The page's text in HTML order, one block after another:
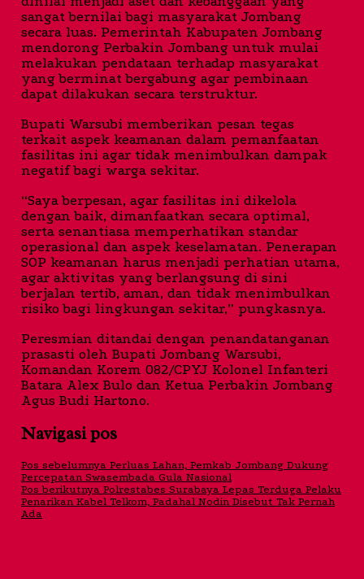
sangat bernilai bagi masyarakat Jombang
secara luas. Pemerintah Kabupaten Jombang
mendorong Perbakin Jombang untuk mulai
melakukan pendataan terhadap masyarakat
yang berminat bergabung agar pembinaan
dapat dilakukan secara terstruktur.
Bupati Warsubi memberikan pesan tegas
terkait aspek keamanan dalam pemanfaatan
fasilitas ini agar tidak menimbulkan dampak
negatif bagi warga sekitar.
“Saya berpesan, agar fasilitas ini dikelola
dengan baik, dimanfaatkan secara optimal,
serta senantiasa memperhatikan standar
operasional dan aspek keselamatan. Penerapan
SOP keamanan harus menjadi perhatian utama,
agar aktivitas yang berlangsung di sini
berjalan tertib, aman, dan tidak menimbulkan
risiko bagi lingkungan sekitar,” pungkasnya.
Peresmian ditandai dengan penandatanganan
prasasti oleh Bupati Jombang Warsubi,
Komandan Korem 082/CPYJ Kolonel Infanteri
Batara Alex Bulo dan Ketua Perbakin Jombang
Agus Budi Hartono.
Navigasi pos
Pos sebelumnya Perluas Lahan, Pemkab Jombang Dukung
Percepatan Swasembada Gula Nasional
Pos berikutnya Polrestabes Surabaya Lepas Terduga Pelaku
Penarikan Kabel Telkom, Padahal Nodin Disebut Tak Pernah
Ada